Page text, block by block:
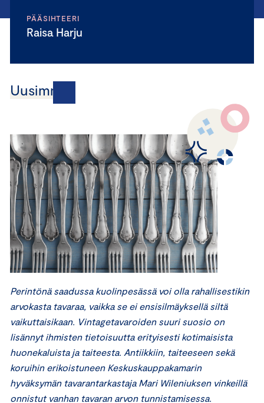
PÄÄSIHTEERI
Raisa Harju
Uusimmat
Perintönä saadussa kuolinpesässä voi olla rahallisestikin
arvokasta tavaraa, vaikka se ei ensisilmäyksellä siltä
vaikuttaisikaan. Vintagetavaroiden suuri suosio on
lisännyt ihmisten tietoisuutta erityisesti kotimaisista
huonekaluista ja taiteesta. Antiikkiin, taiteeseen sekä
koruihin erikoistuneen Keskuskauppakamarin
hyväksymän tavarantarkastaja Mari Wileniuksen vinkeillä
onnistut vanhan tavaran arvon tunnistamisessa.